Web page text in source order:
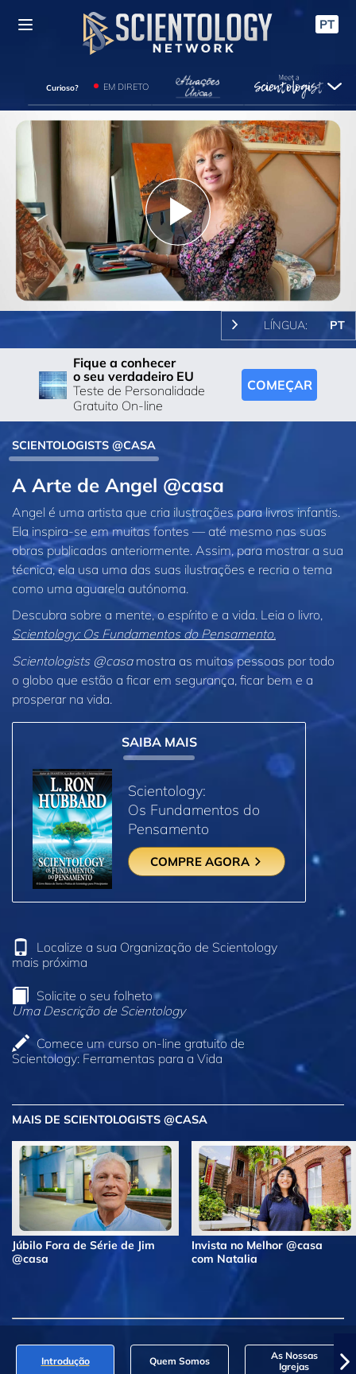
PT
Curioso? EM DIRETO
Play
Video
LÍNGUA: PT
Fique a conhecer
o seu verdadeiro EU
Teste de Personalidade
Gratuito On-line
COMEÇAR
SCIENTOLOGISTS @CASA
A Arte de Angel @casa
Angel é uma artista que cria ilustrações para livros infantis.
Ela inspira‑se em muitas fontes — até mesmo nas suas
obras publicadas anteriormente. Assim, para mostrar a sua
técnica, ela usa uma das suas ilustrações e recria o tema
como uma aguarela autónoma.
Descubra sobre a mente, o espírito e a vida. Leia o livro,
Scientology: Os Fundamentos do Pensamento.
Scientologists @casamostra as muitas pessoas por todo
o globo que estão a ficar em segurança, ficar bem e a
prosperar na vida.
SAIBA MAIS
Scientology:
Os Fundamentos do
Pensamento
COMPRE AGORA
Localize a sua Organização de Scientology
mais próxima
Solicite o seu folheto
Uma Descrição de Scientology
Comece um curso on‑line gratuito de
Scientology: Ferramentas para a Vida
MAIS DE SCIENTOLOGISTS @CASA
Júbilo Fora de Série de Jim
@casa
Invista no Melhor @casa
com Natalia
Introdução Quem Somos
As Nossas
Igrejas